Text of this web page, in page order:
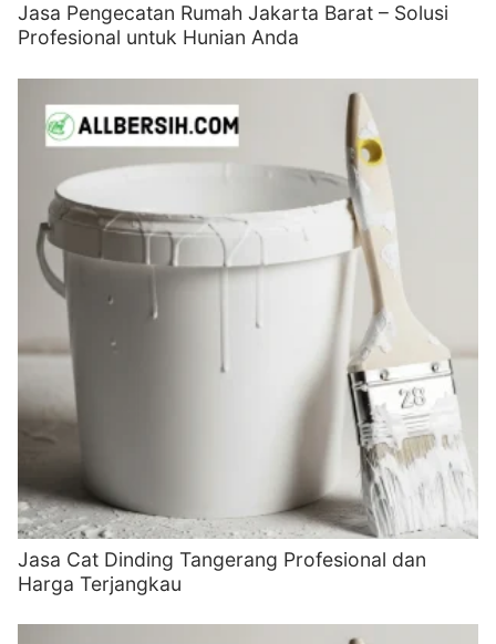
Jasa Pengecatan Rumah Jakarta Barat – Solusi
Profesional untuk Hunian Anda
Jasa Cat Dinding Tangerang Profesional dan
Harga Terjangkau